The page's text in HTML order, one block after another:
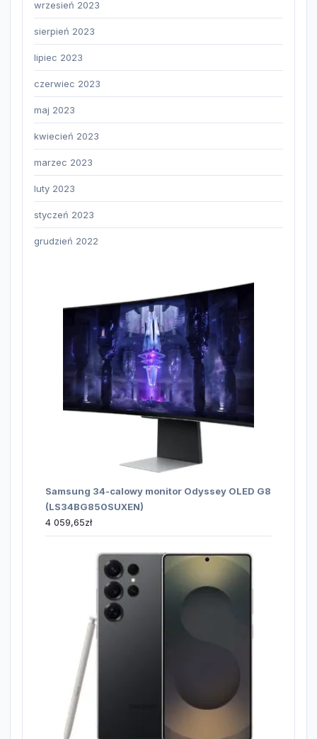
wrzesień 2023
sierpień 2023
lipiec 2023
czerwiec 2023
maj 2023
kwiecień 2023
marzec 2023
luty 2023
styczeń 2023
grudzień 2022
Samsung 34-calowy monitor Odyssey OLED G8
(LS34BG850SUXEN)
4 059,65zł